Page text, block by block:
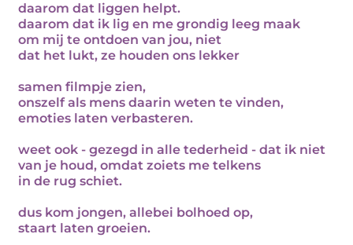
daarom dat liggen helpt.
daarom dat ik lig en me grondig leeg maak
om mij te ontdoen van jou, niet
dat het lukt, ze houden ons lekker
samen filmpje zien,
onszelf als mens daarin weten te vinden,
emoties laten verbasteren.
weet ook - gezegd in alle tederheid - dat ik niet
van je houd, omdat zoiets me telkens
in de rug schiet.
dus kom jongen, allebei bolhoed op,
staart laten groeien.